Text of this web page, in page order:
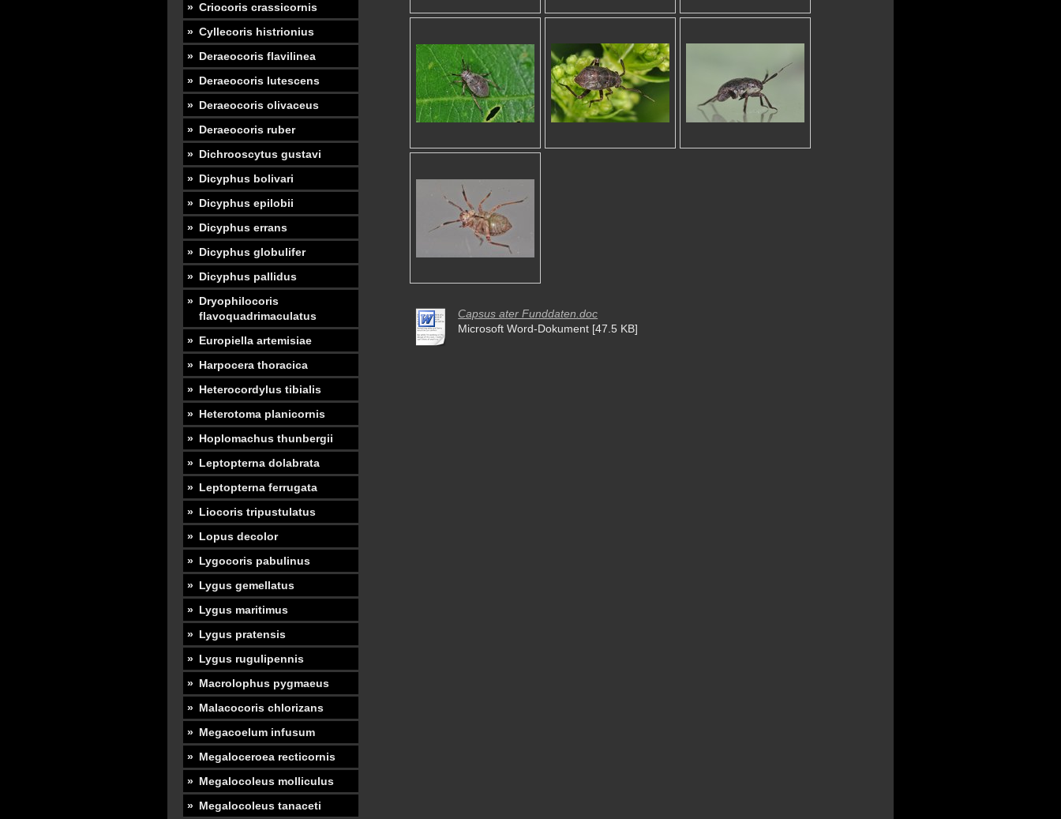
Capsus ater Funddaten.doc
Microsoft Word-Dokument [47.5 KB]
Criocoris crassicornis
Cyllecoris histrionius
Deraeocoris flavilinea
Deraeocoris lutescens
Deraeocoris olivaceus
Deraeocoris ruber
Dichrooscytus gustavi
Dicyphus bolivari
Dicyphus epilobii
Dicyphus errans
Dicyphus globulifer
Dicyphus pallidus
Dryophilocoris
flavoquadrimaculatus
Europiella artemisiae
Harpocera thoracica
Heterocordylus tibialis
Heterotoma planicornis
Hoplomachus thunbergii
Leptopterna dolabrata
Leptopterna ferrugata
Liocoris tripustulatus
Lopus decolor
Lygocoris pabulinus
Lygus gemellatus
Lygus maritimus
Lygus pratensis
Lygus rugulipennis
Macrolophus pygmaeus
Malacocoris chlorizans
Megacoelum infusum
Megaloceroea recticornis
Megalocoleus molliculus
Megalocoleus tanaceti